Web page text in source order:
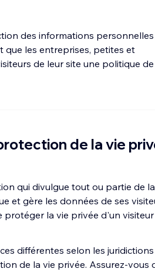
des informations personnelles
que les entreprises, petites et
de leur site une politique de
de la vie
qui divulgue tout ou partie de la
et gère les données de ses
la vie privée d'un
différentes selon les juridictions
de la vie privée. Assurez-vous